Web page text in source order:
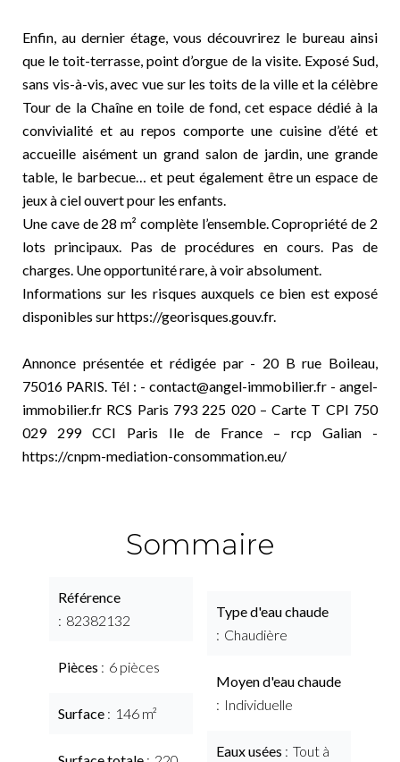
Enfin, au dernier étage, vous découvrirez le bureau ainsi
que le toit-terrasse, point d’orgue de la visite. Exposé Sud,
sans vis-à-vis, avec vue sur les toits de la ville et la célèbre
Tour de la Chaîne en toile de fond, cet espace dédié à la
convivialité et au repos comporte une cuisine d’été et
accueille aisément un grand salon de jardin, une grande
table, le barbecue… et peut également être un espace de
jeux à ciel ouvert pour les enfants.
Une cave de 28 m² complète l’ensemble. Copropriété de 2
lots principaux. Pas de procédures en cours. Pas de
charges. Une opportunité rare, à voir absolument.
Informations sur les risques auxquels ce bien est exposé
disponibles sur https://georisques.gouv.fr.
Annonce présentée et rédigée par - 20 B rue Boileau,
75016 PARIS. Tél : - contact@angel-immobilier.fr - angel-
immobilier.fr RCS Paris 793 225 020 – Carte T CPI 750
029 299 CCI Paris Ile de France – rcp Galian -
https://cnpm-mediation-consommation.eu/
Sommaire
Référence
82382132
Pièces 6 pièces
Surface 146 m²
Type d'eau chaude
Chaudière
Moyen d'eau chaude
Individuelle
Eaux usées Tout à